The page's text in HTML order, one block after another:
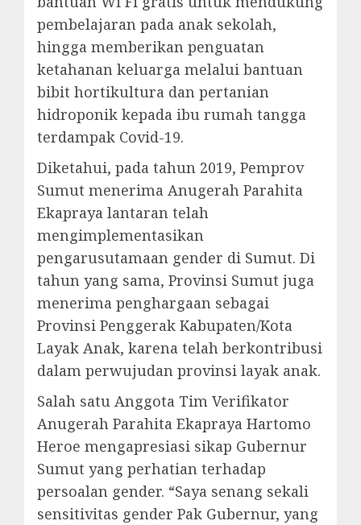
pembelajaran pada anak sekolah,
hingga memberikan penguatan
ketahanan keluarga melalui bantuan
bibit hortikultura dan pertanian
hidroponik kepada ibu rumah tangga
terdampak Covid-19.
Diketahui, pada tahun 2019, Pemprov
Sumut menerima Anugerah Parahita
Ekapraya lantaran telah
mengimplementasikan
pengarusutamaan gender di Sumut. Di
tahun yang sama, Provinsi Sumut juga
menerima penghargaan sebagai
Provinsi Penggerak Kabupaten/Kota
Layak Anak, karena telah berkontribusi
dalam perwujudan provinsi layak anak.
Salah satu Anggota Tim Verifikator
Anugerah Parahita Ekapraya Hartomo
Heroe mengapresiasi sikap Gubernur
Sumut yang perhatian terhadap
persoalan gender. “Saya senang sekali
sensitivitas gender Pak Gubernur, yang